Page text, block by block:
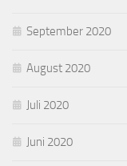
September 2020
August 2020
Juli 2020
Juni 2020